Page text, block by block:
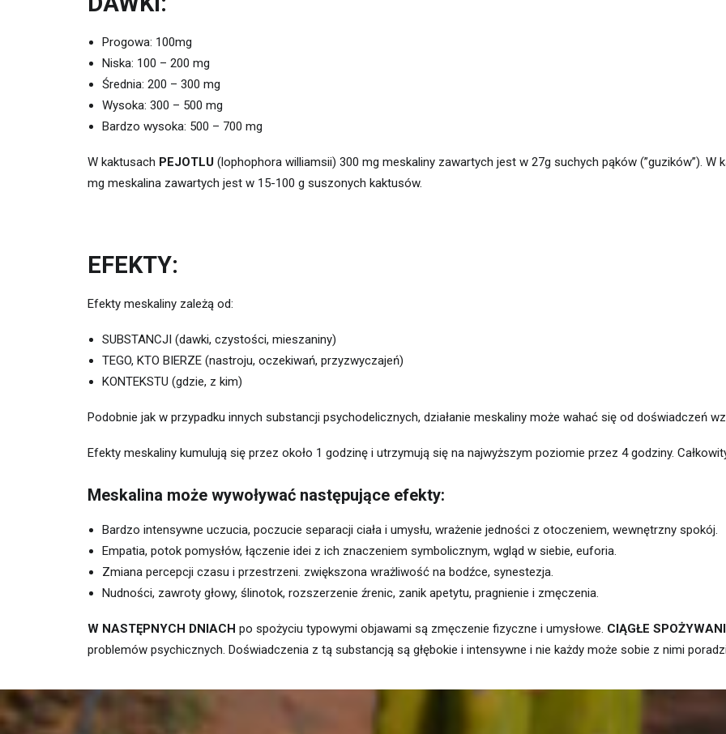
Progowa: 100mg
Niska: 100 – 200 mg
Średnia: 200 – 300 mg
Wysoka: 300 – 500 mg
Bardzo wysoka: 500 – 700 mg
W kaktusach PEJOTLU (lophophora williamsii) 300 mg meskaliny zawartych jest w 27g suchych pąków (”guzików”). W
mg meskalina zawartych jest w 15-100 g suszonych kaktusów.
EFEKTY:
Efekty meskaliny zależą od:
SUBSTANCJI (dawki, czystości, mieszaniny)
TEGO, KTO BIERZE (nastroju, oczekiwań, przyzwyczajeń)
KONTEKSTU (gdzie, z kim)
Podobnie jak w przypadku innych substancji psychodelicznych, działanie meskaliny może wahać się od doświadczeń
Efekty meskaliny kumulują się przez około 1 godzinę i utrzymują się na najwyższym poziomie przez 4 godziny.
Meskalina może wywoływać następujące efekty:
Bardzo intensywne uczucia, poczucie separacji ciała i umysłu, wrażenie jedności z otoczeniem, wewnętrzny spokój.
Empatia, potok pomysłów, łączenie idei z ich znaczeniem symbolicznym, wgląd w siebie, euforia.
Zmiana percepcji czasu i przestrzeni. zwiększona wrażliwość na bodźce, synestezja.
Nudności, zawroty głowy, ślinotok, rozszerzenie źrenic, zanik apetytu, pragnienie i zmęczenia.
W NASTĘPNYCH DNIACH po spożyciu typowymi objawami są zmęczenie fizyczne i umysłowe. CIĄGŁE
problemów psychicznych. Doświadczenia z tą substancją są głębokie i intensywne i nie każdy może sobie z nimi